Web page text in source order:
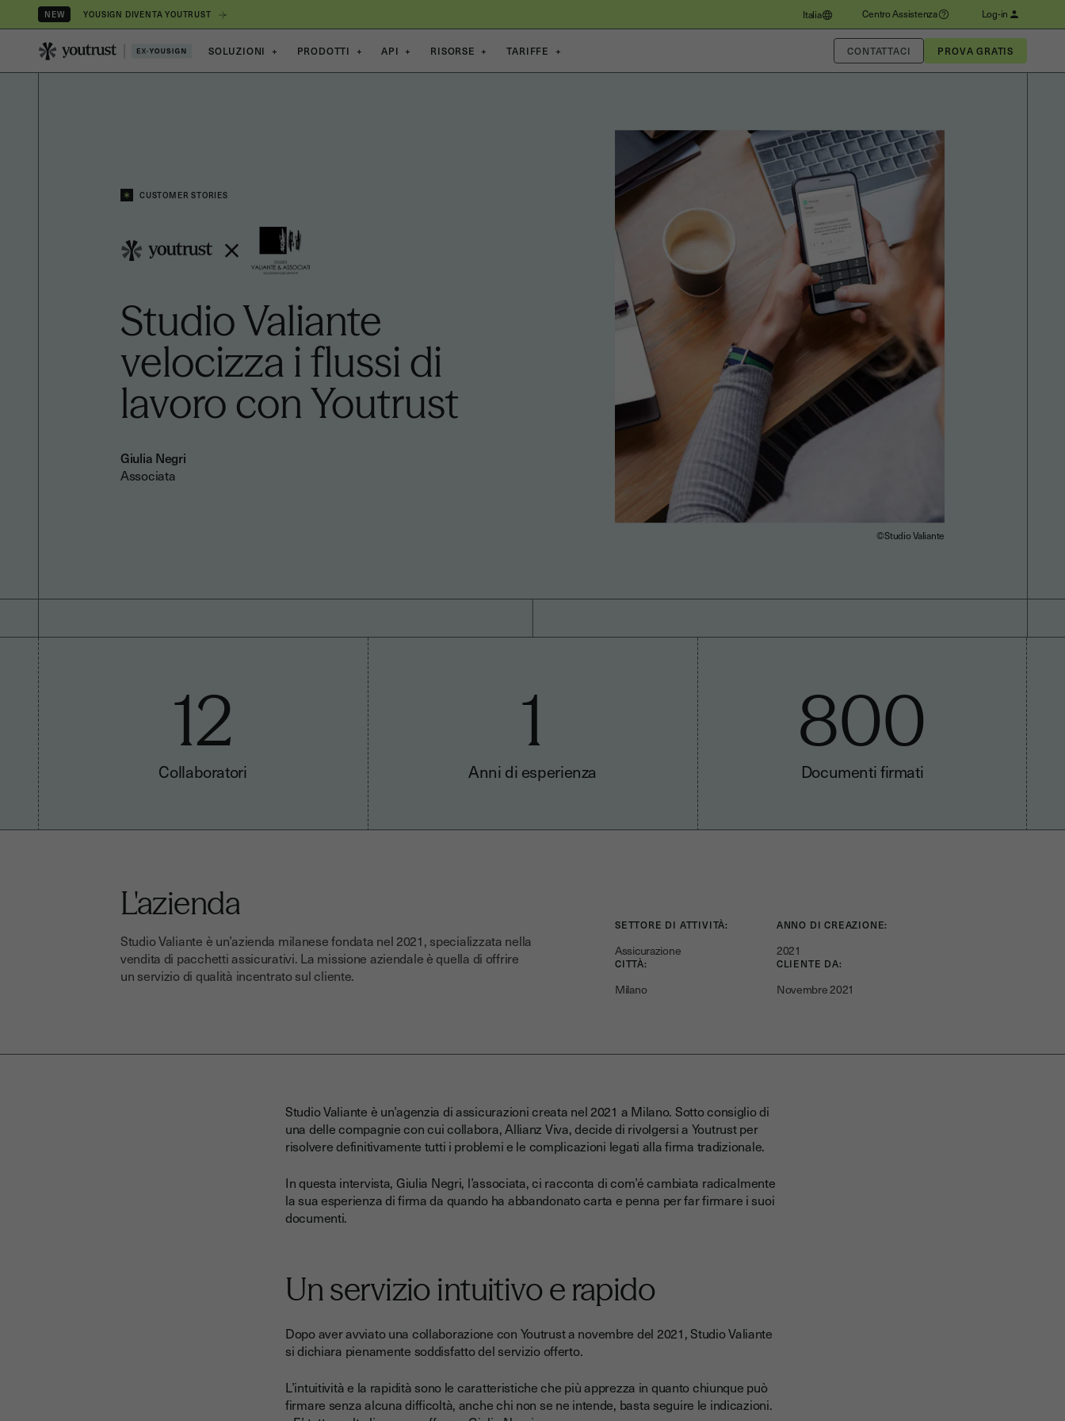
NEW YOUSIGN DIVENTA YOUTRUST Italia Centro Assistenza Log-in
SOLUZIONI + PRODOTTI + API + RISORSE + TARIFFE + CONTATTACI
CUSTOMER STORIES
Studio Valiante
velocizza i flussi di
lavoro con Youtrust
Giulia Negri
Associata
©Studio Valiante
12
Collaboratori
1
Anni di esperienza
800
Documenti firmati
L'azienda
Studio Valiante è un’azienda milanese fondata nel 2021, specializzata nella
vendita di pacchetti assicurativi. La missione aziendale è quella di offrire
un servizio di qualità incentrato sul cliente.
SETTORE DI ATTIVITÀ:
Assicurazione
ANNO DI CREAZIONE:
2021
CITTÀ:
Milano
CLIENTE DA:
Novembre 2021
Studio Valiante è un’agenzia di assicurazioni creata nel 2021 a Milano. Sotto consiglio di
una delle compagnie con cui collabora, Allianz Viva, decide di rivolgersi a Youtrust per
risolvere definitivamente tutti i problemi e le complicazioni legati alla firma tradizionale.
In questa intervista, Giulia Negri, l’associata, ci racconta di com’é cambiata radicalmente
la sua esperienza di firma da quando ha abbandonato carta e penna per far firmare i suoi
documenti.
Un servizio intuitivo e rapido
Dopo aver avviato una collaborazione con Youtrust a novembre del 2021, Studio Valiante
si dichiara pienamente soddisfatto del servizio offerto.
L’intuitività e la rapidità sono le caratteristiche che più apprezza in quanto chiunque può
firmare senza alcuna difficoltà, anche chi non se ne intende, basta seguire le indicazioni.